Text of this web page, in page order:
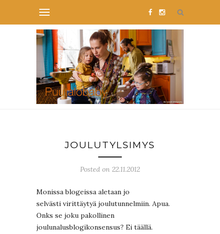
JOULUTYLSIMYS
Posted on 22.11.2012
Monissa blogeissa aletaan jo
selvästi virittäytyä joulutunnelmiin. Apua.
Onks se joku pakollinen
joulunalusblogikonsensus? Ei täällä.